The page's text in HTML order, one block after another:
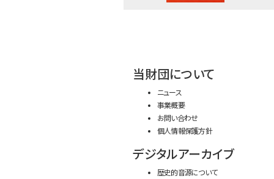
当財団について
ニュース
事業概要
お問い合わせ
個人情報保護方針
デジタルアーカイブ
歴史的音源について